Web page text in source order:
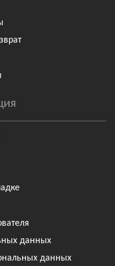
данных
данных